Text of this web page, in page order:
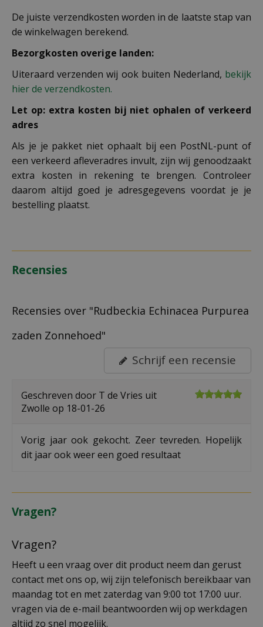
De juiste verzendkosten worden in de laatste stap van
de winkelwagen berekend.
Bezorgkosten overige landen:
Uiteraard verzenden wij ook buiten Nederland, bekijk
hier de verzendkosten.
Let op: extra kosten bij niet ophalen of verkeerd
adres
Als je je pakket niet ophaalt bij een PostNL-punt of
een verkeerd afleveradres invult, zijn wij genoodzaakt
extra kosten in rekening te brengen. Controleer
daarom altijd goed je adresgegevens voordat je je
bestelling plaatst.
Recensies
Recensies over "Rudbeckia Echinacea Purpurea
zaden Zonnehoed"
Schrijf een recensie
Geschreven door T de Vries uit
Zwolle op 18-01-26
Vorig jaar ook gekocht. Zeer tevreden. Hopelijk
dit jaar ook weer een goed resultaat
Vragen?
Vragen?
Heeft u een vraag over dit product neem dan gerust
contact met ons op, wij zijn telefonisch bereikbaar van
maandag tot en met zaterdag van 9:00 tot 17:00 uur.
vragen via de e-mail beantwoorden wij op werkdagen
altijd zo snel mogelijk.